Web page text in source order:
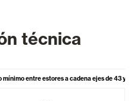
técnica
mínimo entre estores a cadena ejes de 43 y